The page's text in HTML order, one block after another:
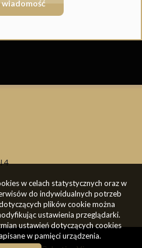
4
w celach statystycznych oraz w
do indywidualnych potrzeb
plików cookie można
ustawienia przeglądarki.
ustawień dotyczących cookies
w pamięci urządzenia.